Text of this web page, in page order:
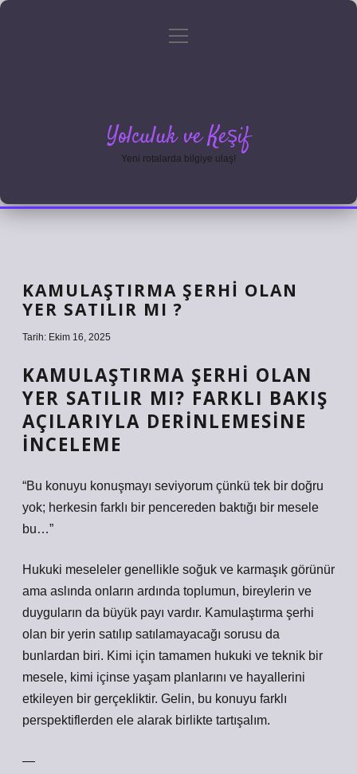
Gizlilik Politikası
menüyü
Yolculuk ve Keşif
Yeni rotalarda bilgiye ulaş!
KAMULAŞTIRMA ŞERHI OLAN
YER SATILIR MI ?
Tarih: Ekim 16, 2025
KAMULAŞTIRMA ŞERHI OLAN
YER SATILIR MI? FARKLI BAKIŞ
AÇILARIYLA DERINLEMESINE
İNCELEME
“Bu konuyu konuşmayı seviyorum çünkü tek bir doğru
yok; herkesin farklı bir pencereden baktığı bir mesele
bu…”
Hukuki meseleler genellikle soğuk ve karmaşık görünür
ama aslında onların ardında toplumun, bireylerin ve
duyguların da büyük payı vardır. Kamulaştırma şerhi
olan bir yerin satılıp satılamayacağı sorusu da
bunlardan biri. Kimi için tamamen hukuki ve teknik bir
mesele, kimi içinse yaşam planlarını ve hayallerini
etkileyen bir gerçekliktir. Gelin, bu konuyu farklı
perspektiflerden ele alarak birlikte tartışalım.
—